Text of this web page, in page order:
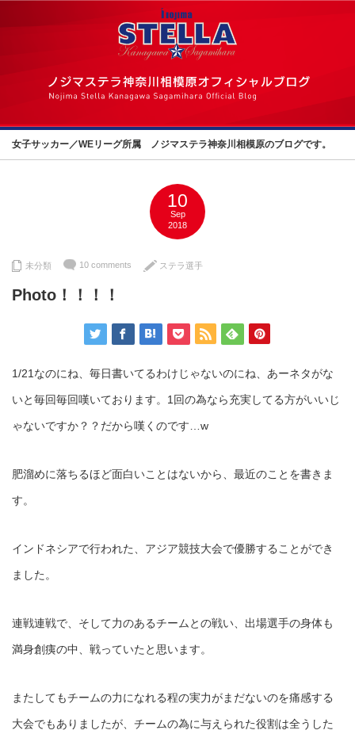
女子サッカー／WEリーグ所属 ノジマステラ神奈川相模原のブログです。
10
Sep
2018
未分類 10 comments ステラ選手
Photo！！！！
1/21なのにね、毎日書いてるわけじゃないのにね、あーネタがな
いと毎回毎回嘆いております。1回の為なら充実してる方がいいじ
ゃないですか？？だから嘆くのです…w
肥溜めに落ちるほど面白いことはないから、最近のことを書きま
す。
インドネシアで行われた、アジア競技大会で優勝することができ
ました。
連戦連戦で、そして力のあるチームとの戦い、出場選手の身体も
満身創痍の中、戦っていたと思います。
またしてもチームの力になれる程の実力がまだないのを痛感する
大会でもありましたが、チームの為に与えられた役割は全うした